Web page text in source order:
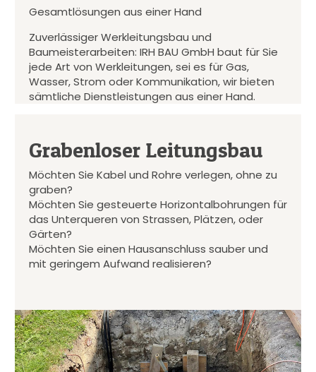
Gesamtlösungen aus einer Hand
Zuverlässiger Werkleitungsbau und
Baumeisterarbeiten: IRH BAU GmbH baut für Sie
jede Art von Werkleitungen, sei es für Gas,
Wasser, Strom oder Kommunikation, wir bieten
sämtliche Dienstleistungen aus einer Hand.
Grabenloser Leitungsbau
Möchten Sie Kabel und Rohre verlegen, ohne zu
graben?
Möchten Sie gesteuerte Horizontalbohrungen für
das Unterqueren von Strassen, Plätzen, oder
Gärten?
Möchten Sie einen Hausanschluss sauber und
mit geringem Aufwand realisieren?